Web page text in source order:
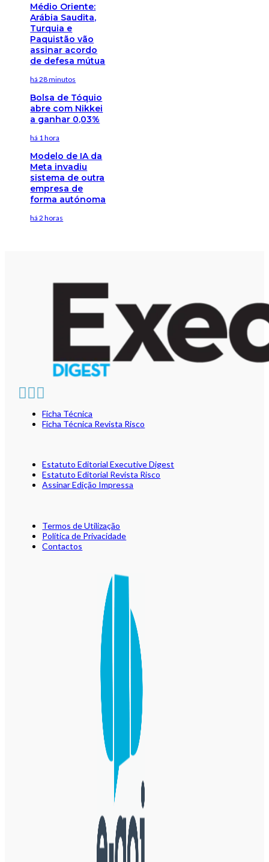
Médio Oriente:
Arábia Saudita,
Turquia e
Paquistão vão
assinar acordo
de defesa mútua
há 28 minutos
Bolsa de Tóquio
abre com Nikkei
a ganhar 0,03%
há 1 hora
Modelo de IA da
Meta invadiu
sistema de outra
empresa de
forma autónoma
há 2 horas
Ficha Técnica
Ficha Técnica Revista Risco
Estatuto Editorial Executive Digest
Estatuto Editorial Revista Risco
Assinar Edição Impressa
Termos de Utilização
Política de Privacidade
Contactos